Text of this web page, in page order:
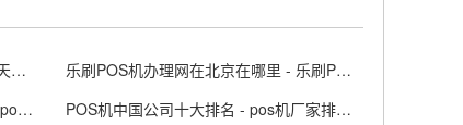
汇付天下POS机怎么样多少钱 - 汇付天下pos下载
乐刷POS机办理网在北京在哪里 - 乐刷POS
2024年选择POS机品牌有什么讲究 - pos机未来趋势 POS机中国公司十大排名 - pos机厂家排行榜